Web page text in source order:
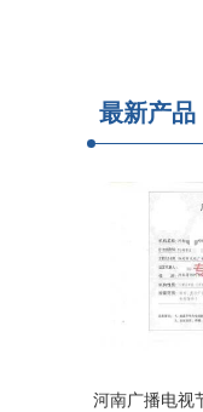
最新产品